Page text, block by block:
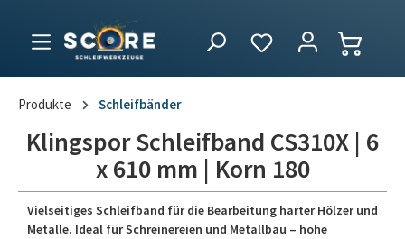
Produkte Schleifbänder
Klingspor Schleifband CS310X | 6
x 610 mm | Korn 180
Vielseitiges Schleifband für die Bearbeitung harter Hölzer und
Metalle. Ideal für Schreinereien und Metallbau – hohe